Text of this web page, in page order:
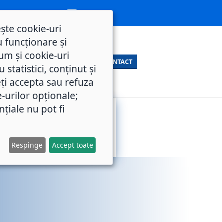
CONTACT
cookie-uri
funcționare și
și cookie-uri
statistici, conținut și
accepta sau refuza
urilor opționale;
nu pot fi
Respinge Accept toate